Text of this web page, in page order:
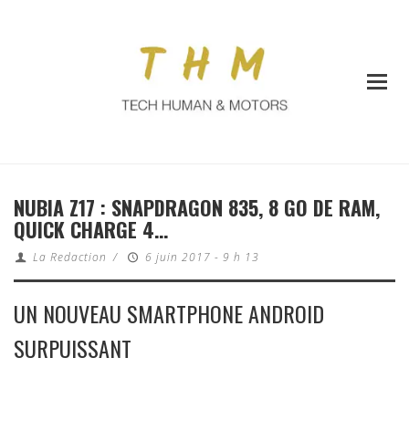
NUBIA Z17 : SNAPDRAGON 835, 8 GO DE RAM,
QUICK CHARGE 4…
La Redaction / 6 juin 2017 - 9 h 13
UN NOUVEAU SMARTPHONE ANDROID
SURPUISSANT